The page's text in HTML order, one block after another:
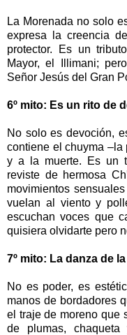
La Morenada no solo
expresa la creencia
protector. Es un
Mayor, el Illimani;
Señor Jesús del Gran
6º mito: Es un rito de
No solo es devoción,
contiene el chuyma –la
y a la muerte. Es un
reviste de hermosa
movimientos
vuelan al viento y
escuchan voces que
quisiera olvidarte pero
7º mito: La danza de
No es poder, es
manos de bordadores
el traje de moreno que
de plumas,